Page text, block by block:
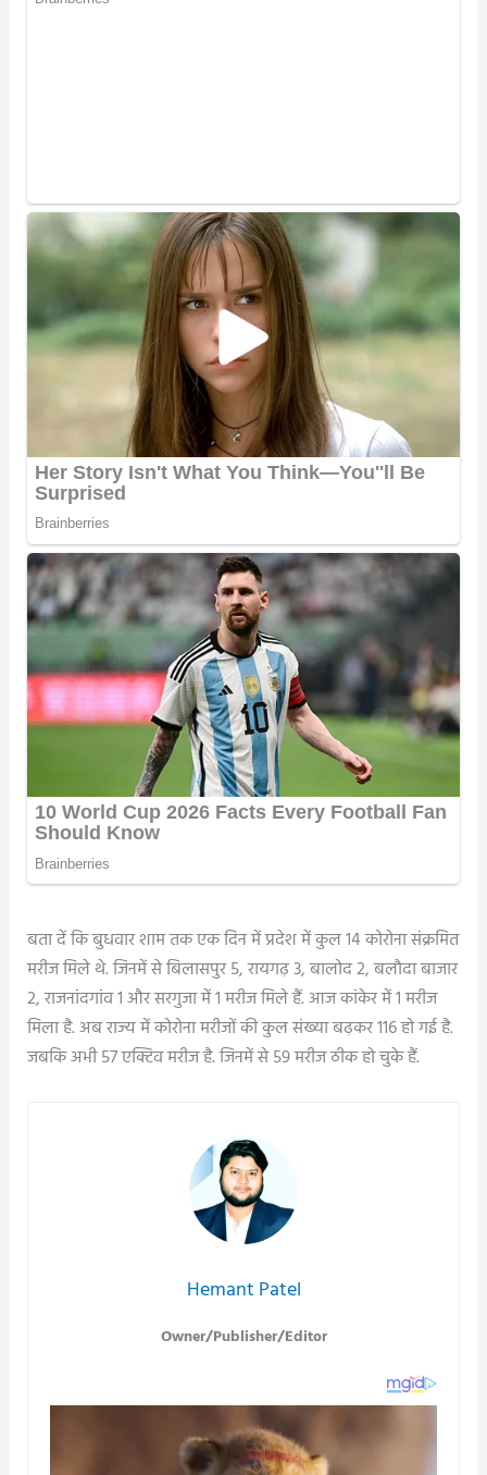
बता दें कि बुधवार शाम तक एक दिन में प्रदेश में कुल 14 कोरोना संक्रमित
मरीज मिले थे. जिनमें से बिलासपुर 5, रायगढ़ 3, बालोद 2, बलौदा बाजार
2, राजनांदगांव 1 और सरगुजा में 1 मरीज मिले हैं. आज कांकेर में 1 मरीज
मिला है. अब राज्य में कोरोना मरीजों की कुल संख्या बढ़कर 116 हो गई है.
जबकि अभी 57 एक्टिव मरीज है. जिनमें से 59 मरीज ठीक हो चुके हैं.
Hemant Patel
Owner/Publisher/Editor